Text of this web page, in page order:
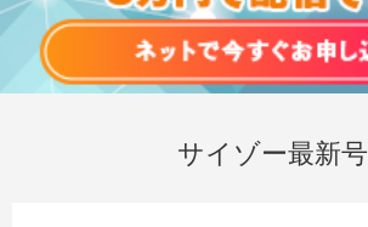
サイゾー最新号